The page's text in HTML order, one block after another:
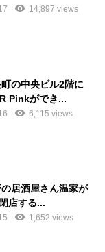
14,897 views
の中央ビル2階に
Pinkができ...
6,115 views
居酒屋さん温家が
店する...
1,652 views